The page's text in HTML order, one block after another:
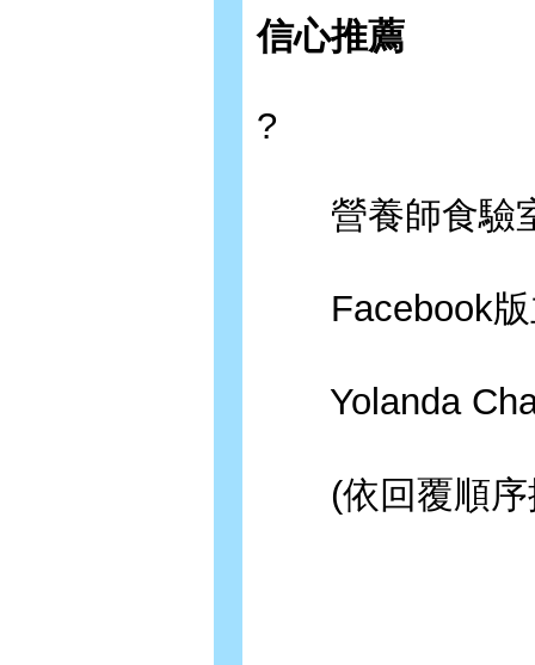
信心推薦
?
營養師食驗室
Facebook版
Yolanda
(依回覆順序